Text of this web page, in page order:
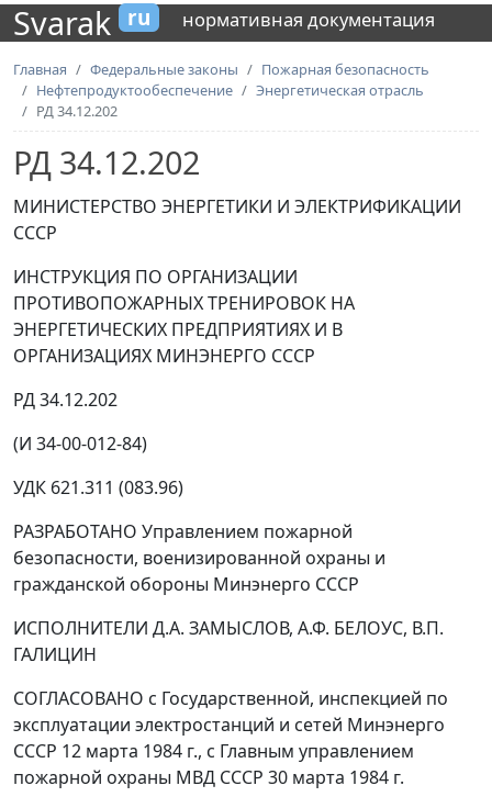
Svarak ru нормативная документация
Главная Федеральные законы
Пожарная безопасность
Нефтепродуктообеспечение
Энергетическая отрасль
РД 34.12.202
РД 34.12.202
МИНИСТЕРСТВО ЭНЕРГЕТИКИ И ЭЛЕКТРИФИКАЦИИ
СССР
ИНСТРУКЦИЯ ПО ОРГАНИЗАЦИИ
ПРОТИВОПОЖАРНЫХ ТРЕНИРОВОК НА
ЭНЕРГЕТИЧЕСКИХ ПРЕДПРИЯТИЯХ И В
ОРГАНИЗАЦИЯХ МИНЭНЕРГО СССР
РД 34.12.202
(И 34-00-012-84)
УДК 621.311 (083.96)
РАЗРАБОТАНО Управлением пожарной
безопасности, военизированной охраны и
гражданской обороны Минэнерго СССР
ИСПОЛНИТЕЛИ Д.А. ЗАМЫСЛОВ, А.Ф. БЕЛОУС, В.П.
ГАЛИЦИН
СОГЛАСОВАНО с Государственной, инспекцией по
эксплуатации электростанций и сетей Минэнерго
СССР 12 марта 1984 г., с Главным управлением
пожарной охраны МВД СССР 30 марта 1984 г.